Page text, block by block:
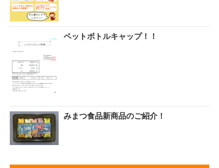
ペットボトルキャップ！！
みまつ食品新商品のご紹介！